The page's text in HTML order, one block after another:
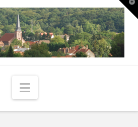
Navigation